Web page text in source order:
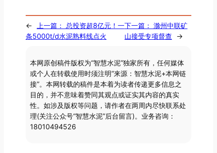
← 上一篇： 总投资超8亿元！一
条5000t/d水泥熟料线点火
下一篇： 滁州中联矿
山接受专项督查
→
本网原创稿件版权为“智慧水泥”独家所有，任何媒体
或个人在转载使用时须注明“来源：智慧水泥+本网链
接”。本网转载的稿件是本着为读者传递更多信息之
目的，并不意味着赞同其观点或证实其内容的真实
性。如涉及版权等问题，请作者在两周内尽快联系处
理(关注公众号“智慧水泥”后台留言)。业务咨询：
18010494526